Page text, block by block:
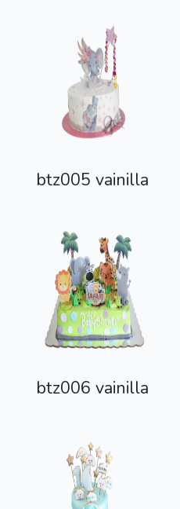
PAN DE VAINILLA
btz005 vainilla
PAN DE VAINILLA
btz006 vainilla